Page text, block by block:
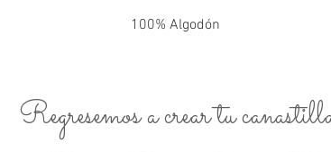
100% Algodón
Regresemos a crear tu